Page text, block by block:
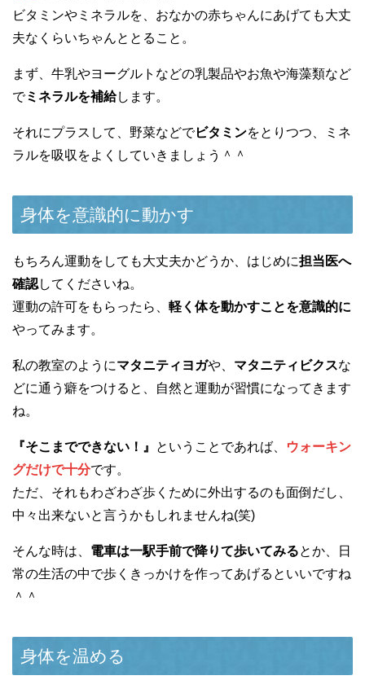
ビタミンやミネラルを、おなかの赤ちゃんにあげても大丈
夫なくらいちゃんととること。
まず、牛乳やヨーグルトなどの乳製品やお魚や海藻類など
でミネラルを補給します。
それにプラスして、野菜などでビタミンをとりつつ、ミネ
ラルを吸収をよくしていきましょう＾＾
身体を意識的に動かす
もちろん運動をしても大丈夫かどうか、はじめに担当医へ
確認してくださいね。
運動の許可をもらったら、 軽く体を動かすことを意識的に
やってみます。
私の教室のようにマタニティヨガや、 マタニティビクスな
どに通う癖をつけると、自然と運動が習慣になってきます
ね。
『そこまでできない！』 ということであれば、
ウォーキン
グだけで十分です。
ただ、それもわざわざ歩くために外出するのも面倒だし、
中々出来ないと言うかもしれませんね(笑)
そんな時は、 電車は一駅手前で降りて歩いてみるとか、日
常の生活の中で歩くきっかけを作ってあげるといいですね
＾＾
身体を温める